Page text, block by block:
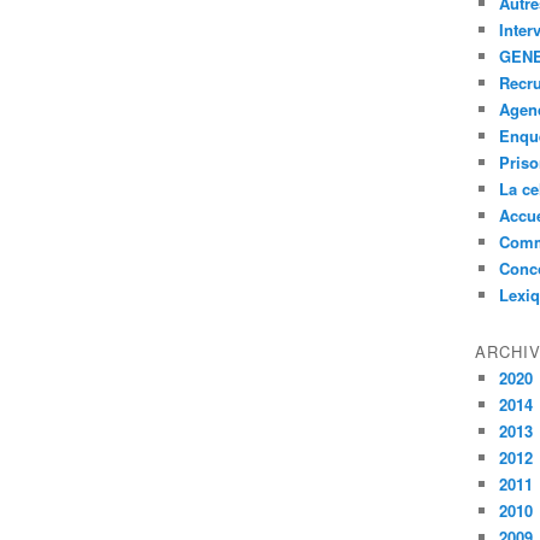
La
2020
2014
2013
2012
2011
2010